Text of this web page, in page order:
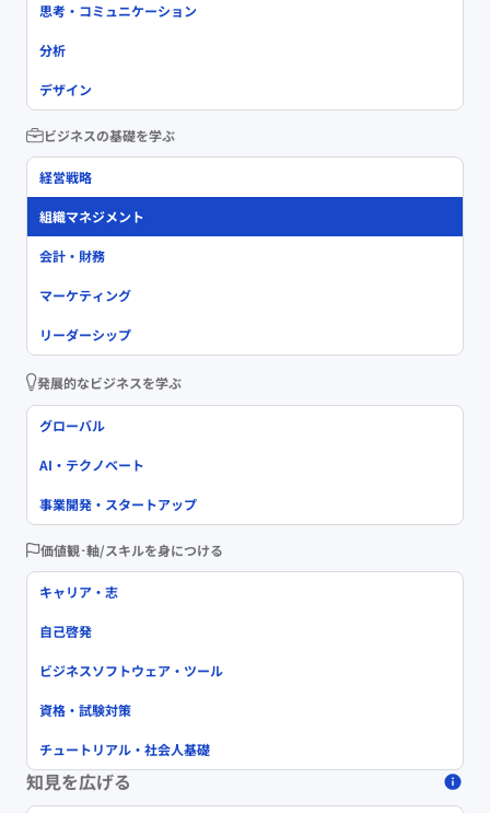
思考・コミュニケーション
分析
デザイン
ビジネスの基礎を学ぶ
経営戦略
組織マネジメント
会計・財務
マーケティング
リーダーシップ
発展的なビジネスを学ぶ
グローバル
AI・テクノベート
事業開発・スタートアップ
価値観･軸/スキルを身につける
キャリア・志
自己啓発
ビジネスソフトウェア・ツール
資格・試験対策
チュートリアル・社会人基礎
知見を広げる